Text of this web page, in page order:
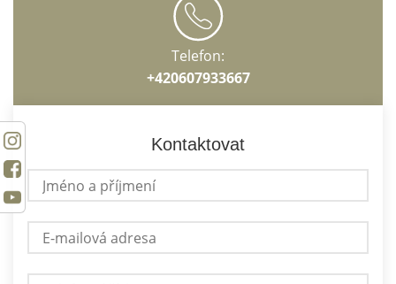
Telefon:
+420607933667
Kontaktovat